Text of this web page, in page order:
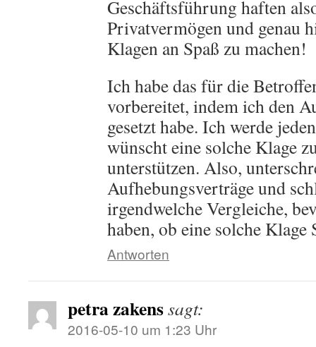
Geschäftsführung haften
Privatvermögen und genau
Klagen an Spaß zu machen!
Ich habe das für die
vorbereitet, indem ich den
gesetzt habe. Ich werde
wünscht eine solche Klage
unterstützen. Also,
Aufhebungsverträge und
irgendwelche Vergleiche,
haben, ob eine solche Klage
Antworten
petra zakenssagt:
2016-05-10 um 1:23 Uhr